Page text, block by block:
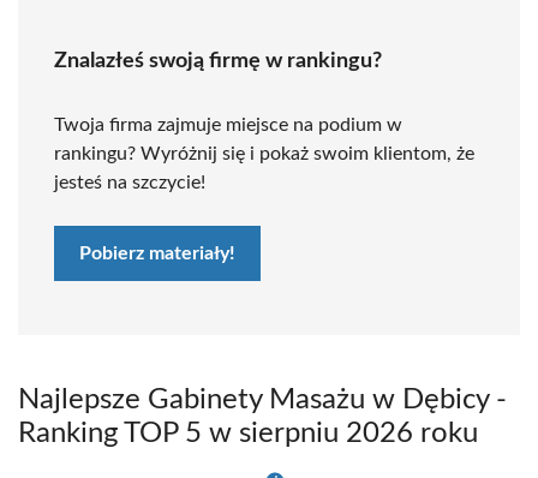
Znalazłeś swoją firmę w rankingu?
Twoja firma zajmuje miejsce na podium w
rankingu? Wyróżnij się i pokaż swoim klientom, że
jesteś na szczycie!
Pobierz materiały!
Najlepsze Gabinety Masażu w Dębicy -
Ranking TOP 5 w sierpniu 2026 roku